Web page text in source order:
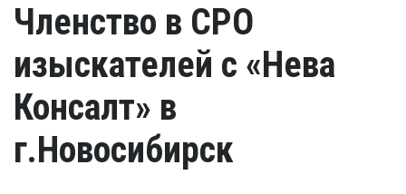
Членство в СРО
изыскателей с «Нева
Консалт» в
г.Новосибирск